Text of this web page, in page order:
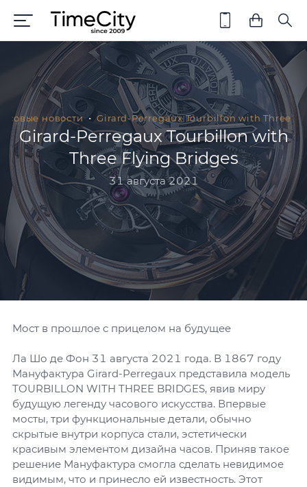
новости Girard-Perregaux Tourbillon with Three
Girard-Perregaux Tourbillon with
Three Flying Bridges
31 августа 2021
Мост в прошлое с прицелом на будущее
Ла Шо де Фон 31 августа 2021 года. В 1867 году
Мануфактура Girard-Perregaux представила модель
TOURBILLON WITH THREE BRIDGES, явив миру
будущую легенду часового искусства. Впервые
мосты, три функциональные детали, обычно
скрытые внутри корпуса стали, эстетически
красивым элементом дизайна часов. Приняв такое
решение Мануфактура смогла сделать невидимое
видимым, что и принесло ей известность. Этот